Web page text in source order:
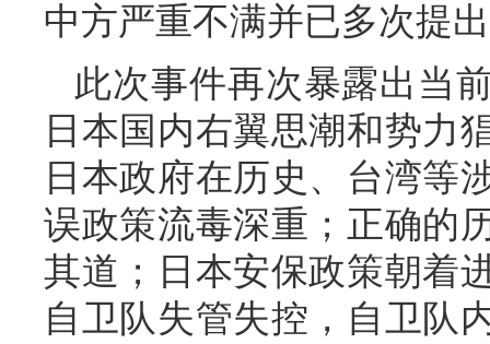
中方严重不满并已多次提
此次事件再次暴露出当
日本国内右翼思潮和势力
日本政府在历史、台湾等
误政策流毒深重；正确的
其道；日本安保政策朝着
自卫队失管失控，自卫队